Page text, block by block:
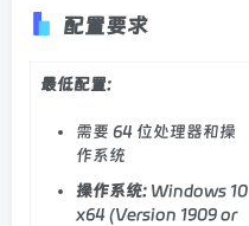
配置要求
最低配置:
需要 64 位处理器和操
作系统
操作系统: Windows 10
x64 (Version 1909 or